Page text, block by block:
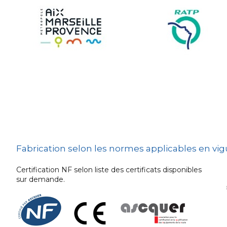
Urban
embarquée
Fabrication selon les normes applicables en
Certification NF selon liste des certificats disponibles
sur demande.